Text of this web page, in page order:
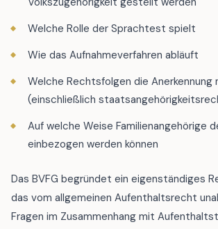
Welche Rolle der Sprachtest spielt
Wie das Aufnahmeverfahren abläuft
Welche Rechtsfolgen die Anerkennung
(einschließlich
Auf welche Weise Familienangehörige
einbezogen werden können
Das BVFG begründet ein eigenständiges
das vom allgemeinen Aufenthaltsrecht
Fragen im Zusammenhang mit